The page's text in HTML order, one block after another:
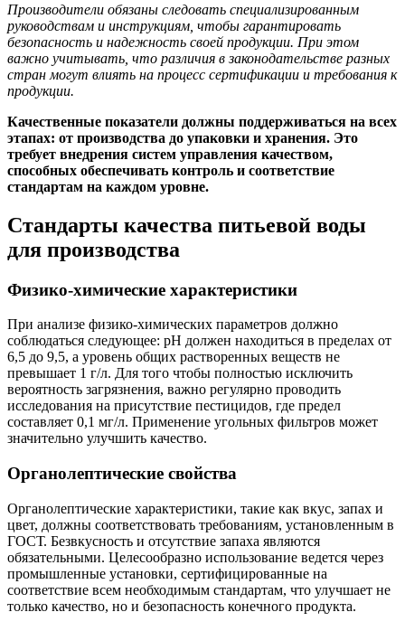
Производители обязаны следовать специализированным
руководствам и инструкциям, чтобы гарантировать
безопасность и надежность своей продукции. При этом
важно учитывать, что различия в законодательстве разных
стран могут влиять на процесс сертификации и требования к
продукции.
Качественные показатели должны поддерживаться на всех
этапах: от производства до упаковки и хранения. Это
требует внедрения систем управления качеством,
способных обеспечивать контроль и соответствие
стандартам на каждом уровне.
Стандарты качества питьевой воды
для производства
Физико-химические характеристики
При анализе физико-химических параметров должно
соблюдаться следующее: pH должен находиться в пределах от
6,5 до 9,5, а уровень общих растворенных веществ не
превышает 1 г/л. Для того чтобы полностью исключить
вероятность загрязнения, важно регулярно проводить
исследования на присутствие пестицидов, где предел
составляет 0,1 мг/л. Применение угольных фильтров может
значительно улучшить качество.
Органолептические свойства
Органолептические характеристики, такие как вкус, запах и
цвет, должны соответствовать требованиям, установленным в
ГОСТ. Безвкусность и отсутствие запаха являются
обязательными. Целесообразно использование ведется через
промышленные установки, сертифицированные на
соответствие всем необходимым стандартам, что улучшает не
только качество, но и безопасность конечного продукта.